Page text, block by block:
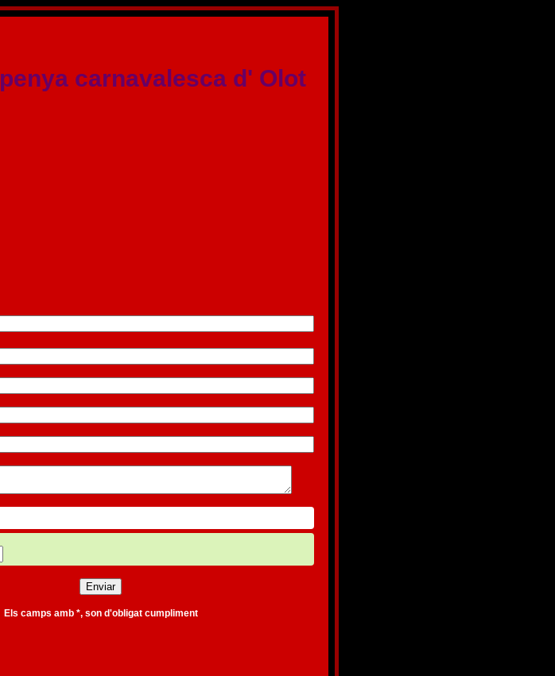
penya carnavalesca d' Olot
Els camps amb *, son d'obligat cumpliment